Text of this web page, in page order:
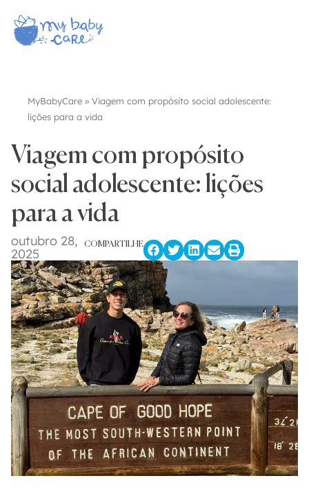
MyBabyCare » Viagem com propósito social adolescente:
lições para a vida
Viagem com propósito
social adolescente: lições
para a vida
outubro 28,
2025
COMPARTILHE